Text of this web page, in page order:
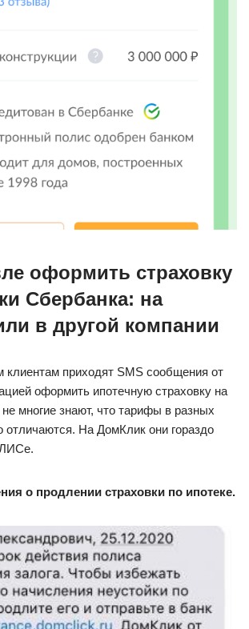
оформить страховку
Сбербанка: на
в другой компании
приходят SMS сообщения от
оформить ипотечную страховку на
многие знают, что тарифы в разных
отличаются. На ДомКлик они гораздо
о продлении страховки по ипотеке.